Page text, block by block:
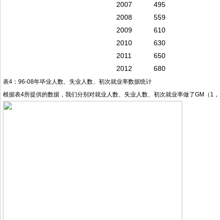
2007
495
2008
559
2009
610
2010
630
2011
650
2012
680
表4：96-08年毕业人数、失业人数、初次就业率数据统计
根据表4所提供的数据，我们分别对就业人数、失业人数、初次就业率做了GM（1